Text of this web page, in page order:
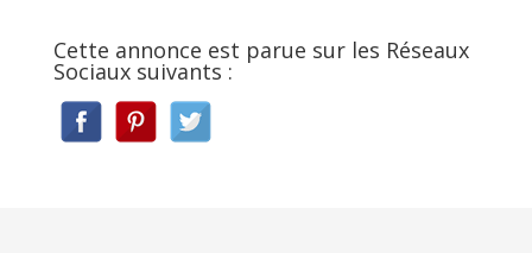
Cette annonce est parue sur les Réseaux
Sociaux suivants :